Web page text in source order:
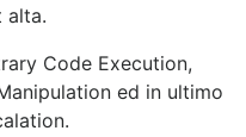
alta.
Code Execution,
ed in ultimo